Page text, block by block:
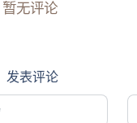
暂无评论
发表评论